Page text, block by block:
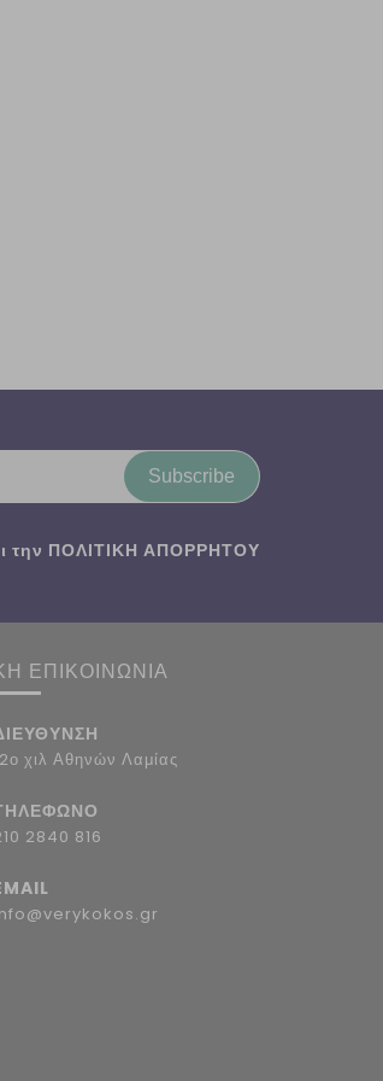
Subscribe
την ΠΟΛΙΤΙΚΗ ΑΠΟΡΡΗΤΟΥ
ΕΠΙΚΟΙΝΩΝΙΑ
χιλ Αθηνών Λαμίας
2840 816